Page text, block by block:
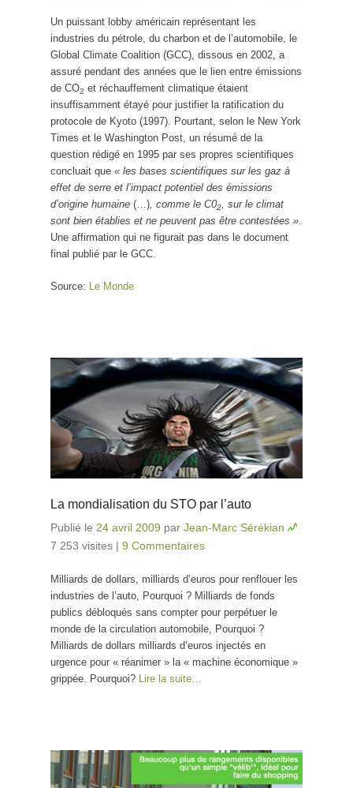
Un puissant lobby américain représentant les
industries du pétrole, du charbon et de l’automobile, le
Global Climate Coalition (GCC), dissous en 2002, a
assuré pendant des années que le lien entre émissions
de CO2 et réchauffement climatique étaient
insuffisamment étayé pour justifier la ratification du
protocole de Kyoto (1997). Pourtant, selon le New York
Times et le Washington Post, un résumé de la
question rédigé en 1995 par ses propres scientifiques
concluait que « les bases scientifiques sur les gaz à
effet de serre et l’impact potentiel des émissions
d’origine humaine (…), comme le C02, sur le climat
sont bien établies et ne peuvent pas être contestées ».
Une affirmation qui ne figurait pas dans le document
final publié par le GCC.
Source: Le Monde
La mondialisation du STO par l’auto
Publié le 24 avril 2009 par Jean-Marc Sérékian
7 253 visites | 9 Commentaires
Milliards de dollars, milliards d’euros pour renflouer les
industries de l’auto, Pourquoi ? Milliards de fonds
publics débloqués sans compter pour perpétuer le
monde de la circulation automobile, Pourquoi ?
Milliards de dollars milliards d’euros injectés en
urgence pour « réanimer » la « machine économique »
grippée. Pourquoi? Lire la suite…